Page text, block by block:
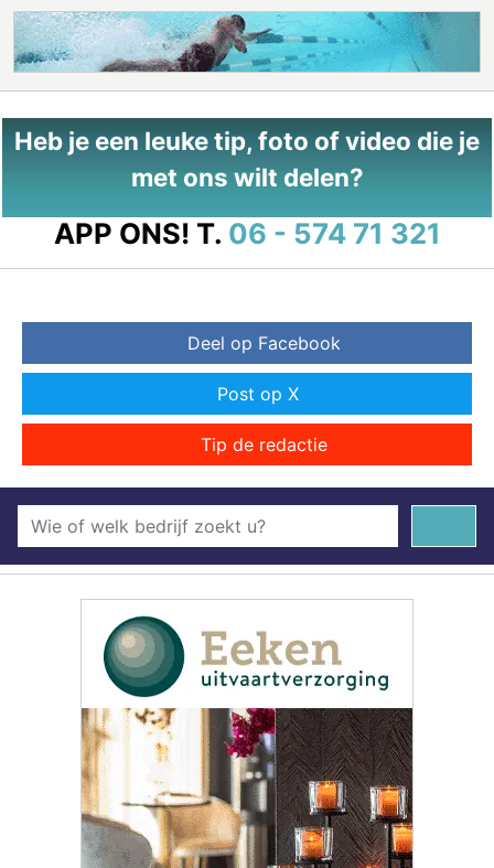
Heb je een leuke tip, foto of video die je
met ons wilt delen?
APP ONS! T. 06 - 574 71 321
Deel op Facebook
Post op X
Tip de redactie